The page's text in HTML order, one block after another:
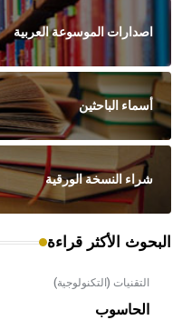
اصدارات الموسوعة العربية
أسماء الباحثين
شراء النسخة الورقية
البحوث الأكثر قراءة
التقنيات (التكنولوجية)
الحاسوب